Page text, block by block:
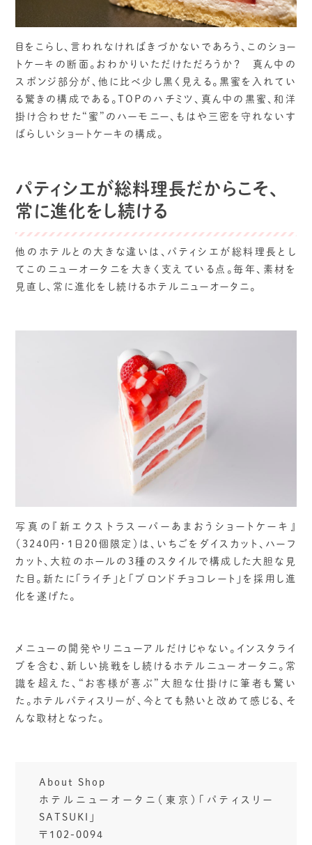
目をこらし、言われなければきづかないであろう、このショー
トケーキの断面。おわかりいただけただろうか？ 真ん中の
スポンジ部分が、他に比べ少し黒く見える。黒蜜を入れてい
る驚きの構成である。TOPのハチミツ、真ん中の黒蜜、和洋
掛け合わせた“蜜”のハーモニー、もはや三密を守れないす
ばらしいショートケーキの構成。
パティシエが総料理長だからこそ、
常に進化をし続ける
他のホテルとの大きな違いは、パティシエが総料理長とし
てこのニューオータニを大きく支えている点。毎年、素材を
見直し、常に進化をし続けるホテルニューオータニ。
写真の『新エクストラスーパーあまおうショートケーキ』
（3240円・1日20個限定）は、いちごをダイスカット、ハーフ
カット、大粒のホールの3種のスタイルで構成した大胆な見
た目。新たに「ライチ」と「ブロンドチョコレート」を採用し進
化を遂げた。
メニューの開発やリニューアルだけじゃない。インスタライ
ブを含む、新しい挑戦をし続けるホテルニューオータニ。常
識を超えた、“お客様が喜ぶ”大胆な仕掛けに筆者も驚い
た。ホテルパティスリーが、今とても熱いと改めて感じる、そ
んな取材となった。
About Shop
ホテルニューオータニ（東京）「パティスリー
SATSUKI」
〒102-0094